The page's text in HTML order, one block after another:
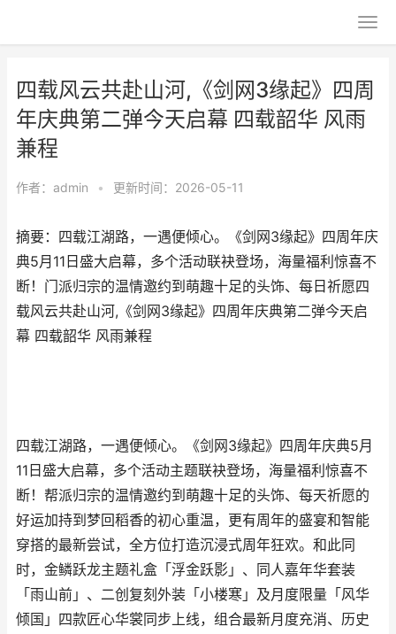
四载风云共赴山河,《剑网3缘起》四周
年庆典第二弹今天启幕 四载韶华 风雨
兼程
作者： admin • 更新时间：2026-05-11
摘要：四载江湖路，一遇便倾心。《剑网3缘起》四周年庆
典5月11日盛大启幕，多个活动联袂登场，海量福利惊喜不
断！门派归宗的温情邀约到萌趣十足的头饰、每日祈愿四
载风云共赴山河,《剑网3缘起》四周年庆典第二弹今天启
幕 四载韶华 风雨兼程
四载江湖路，一遇便倾心。《剑网3缘起》四周年庆典5月
11日盛大启幕，多个活动主题联袂登场，海量福利惊喜不
断！帮派归宗的温情邀约到萌趣十足的头饰、每天祈愿的
好运加持到梦回稻香的初心重温，更有周年的盛宴和智能
穿搭的最新尝试，全方位打造沉浸式周年狂欢。和此同
时，金鳞跃龙主题礼盒「浮金跃影」、同人嘉年华套装
「雨山前」、二创复刻外装「小楼寒」及月度限量「风华
倾国」四款匠心华裳同步上线，组合最新月度充消、历史